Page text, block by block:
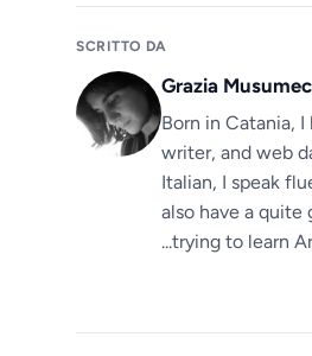
SCRITTO DA
Grazia
Born in Catania,
writer, and web
Italian, I speak
also have a quite
...trying to learn